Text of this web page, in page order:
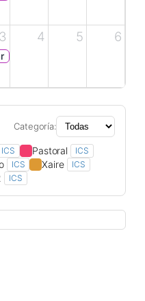
3 4 5 6
Categoría:
ICS Pastoral ICS
ICS Xaire ICS
ICS